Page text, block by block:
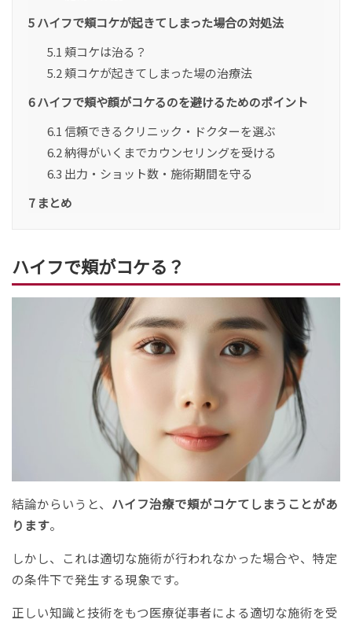
5ハイフで頬コケが起きてしまった場合の対処法
5.1 頬コケは治る？
5.2頬コケが起きてしまった場の治療法
6ハイフで頬や顔がコケるのを避けるためのポイント
6.1信頼できるクリニック・ドクターを選ぶ
6.2納得がいくまでカウンセリングを受ける
6.3 出力・ショット数・施術期間を守る
7まとめ
ハイフで頬がコケる？
結論からいうと、 ハイフ治療で頬がコケてしまうことがあ
ります。
しかし、これは適切な施術が行われなかった場合や、特定
の条件下で発生する現象です。
正しい知識と技術をもつ医療従事者による適切な施術を受